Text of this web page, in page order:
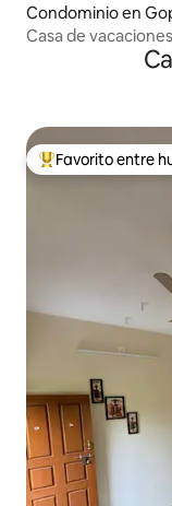
Condominio en
Casa de
De los mejores en
Favorito entre